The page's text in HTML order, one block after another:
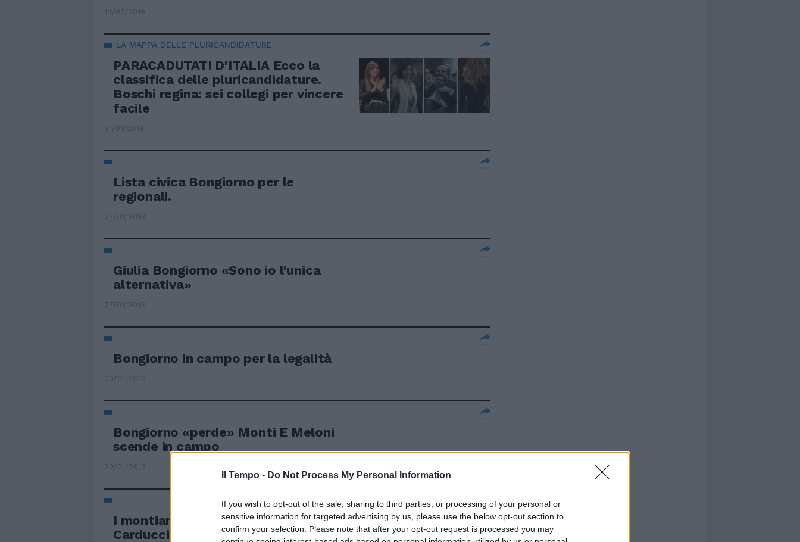
Il Tempo - Do Not Process My Personal Information
If you wish to opt-out of the sale, sharing to third parties, or processing of your personal or
sensitive information for targeted advertising by us, please use the below opt-out section to
confirm your selection. Please note that after your opt-out request is processed you may
14/07/2019
LA MAPPA DELLE PLURICANDIDATURE
PARACADUTATI D'ITALIA Ecco la
classifica delle pluricandidature.
Boschi regina: sei collegi per vincere
facile
31/01/2018
Lista civica Bongiorno per le
regionali.
27/01/2013
Giulia Bongiorno «Sono io l'unica
alternativa»
27/01/2013
Bongiorno in campo per la legalità
20/01/2013
Bongiorno «perde» Monti E Meloni
scende in campo
20/01/2013
I montiani puntano sulla Bongiorno
Carducci (Udc): candidato ideale